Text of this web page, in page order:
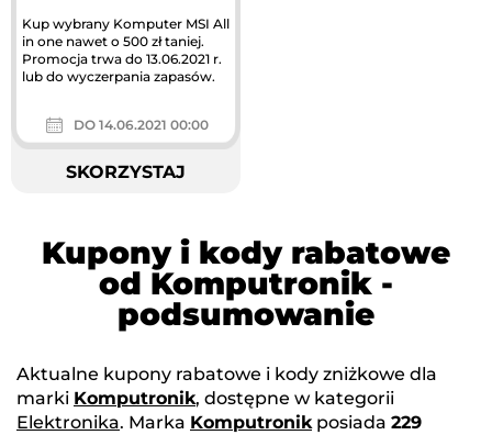
Kup wybrany Komputer MSI All
in one nawet o 500 zł taniej.
Promocja trwa do 13.06.2021 r.
lub do wyczerpania zapasów.
DO 14.06.2021 00:00
SKORZYSTAJ
Kupony i kody rabatowe
od Komputronik -
podsumowanie
Aktualne kupony rabatowe i kody zniżkowe dla
marki Komputronik, dostępne w kategorii
Elektronika. Marka Komputronikposiada 229